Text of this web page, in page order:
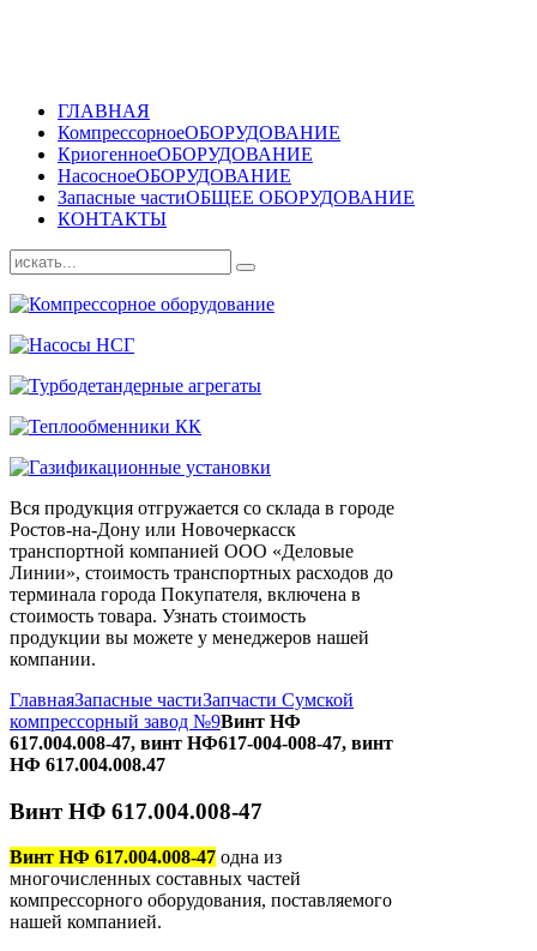
ГЛАВНАЯ
КомпрессорноеОБОРУДОВАНИЕ
КриогенноеОБОРУДОВАНИЕ
НасосноеОБОРУДОВАНИЕ
Запасные частиОБЩЕЕ ОБОРУДОВАНИЕ
КОНТАКТЫ
Вся продукция отгружается со склада в городе
Ростов-на-Дону или Новочеркасск
транспортной компанией ООО «Деловые
Линии», стоимость транспортных расходов до
терминала города Покупателя, включена в
стоимость товара. Узнать стоимость
продукции вы можете у менеджеров нашей
компании.
ГлавнаяЗапасные частиЗапчасти Сумской
компрессорный завод №9Винт НФ
617.004.008-47, винт НФ617-004-008-47, винт
НФ 617.004.008.47
Винт НФ 617.004.008-47
Винт НФ 617.004.008-47 одна из
многочисленных составных частей
компрессорного оборудования, поставляемого
нашей компанией.